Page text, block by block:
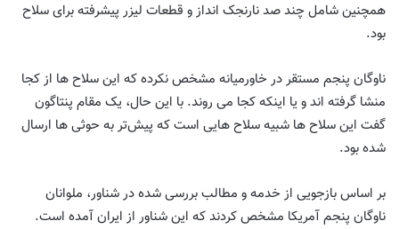
همچنین شامل چند صد نارنجک انداز و قطعات لیزر پیشرفته برای سلاح
بود.
ناوگان پنجم مستقر در خاورمیانه مشخص نکرده که این سلاح ها از کجا
منشا گرفته اند و یا اینکه کجا می روند. با این حال، یک مقام پنتاگون
گفت این سلاح ها شبیه سلاح هایی است که پیش‌تر به حوثی ها ارسال
شده بود.
بر اساس بازجویی از خدمه و مطالب بررسی شده در شناور، ملوانان
ناوگان پنجم آمریکا مشخص كردند كه این شناور از ایران آمده است.